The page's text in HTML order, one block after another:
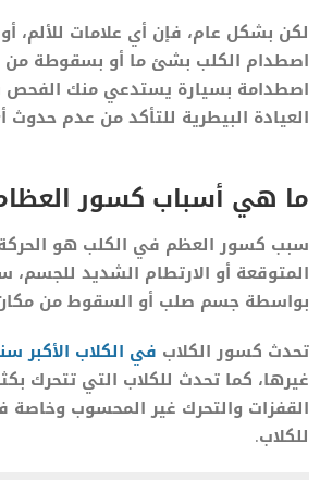
لكن بشكل عام، فإن أي علامات للألم،
اصطدام الكلب بشئ ما أو بسقوطة من
اصطدامة بسيارة يستدعي منك
العيادة البيطرية للتأكد من عدم
ما هي أسباب كسور
سبب كسور العظم في الكلب هو الحركة
المتوقعة أو الارتطام الشديد للجسم،
بواسطة جسم صلب أو السقوط من
تحدث كسور الكلاب في الكلاب الأكبر
غيرها، كما تحدث للكلاب التي تتحرك
القفزات والتحرك غير المحسوب وخاصة
للكلاب.